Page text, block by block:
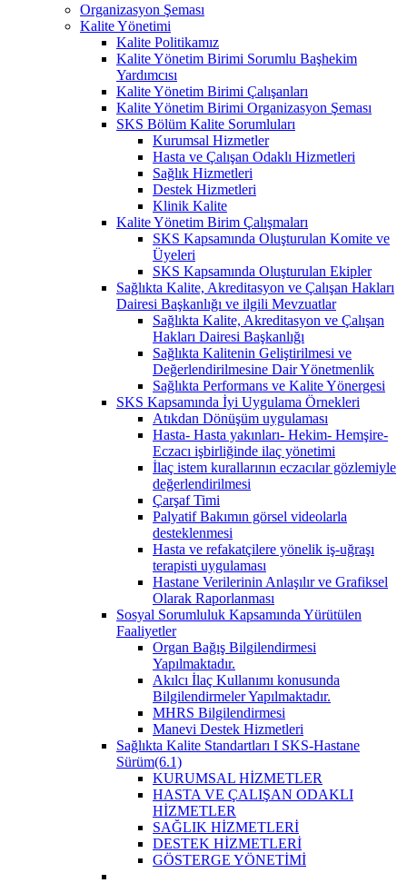
Organizasyon Şeması
Kalite Yönetimi
Kalite Politikamız
Kalite Yönetim Birimi Sorumlu Başhekim
Yardımcısı
Kalite Yönetim Birimi Çalışanları
Kalite Yönetim Birimi Organizasyon Şeması
SKS Bölüm Kalite Sorumluları
Kurumsal Hizmetler
Hasta ve Çalışan Odaklı Hizmetleri
Sağlık Hizmetleri
Destek Hizmetleri
Klinik Kalite
Kalite Yönetim Birim Çalışmaları
SKS Kapsamında Oluşturulan Komite ve
Üyeleri
SKS Kapsamında Oluşturulan Ekipler
Sağlıkta Kalite, Akreditasyon ve Çalışan Hakları
Dairesi Başkanlığı ve ilgili Mevzuatlar
Sağlıkta Kalite, Akreditasyon ve Çalışan
Hakları Dairesi Başkanlığı
Sağlıkta Kalitenin Geliştirilmesi ve
Değerlendirilmesine Dair Yönetmenlik
Sağlıkta Performans ve Kalite Yönergesi
SKS Kapsamında İyi Uygulama Örnekleri
Atıkdan Dönüşüm uygulaması
Hasta- Hasta yakınları- Hekim- Hemşire-
Eczacı işbirliğinde ilaç yönetimi
İlaç istem kurallarının eczacılar gözlemiyle
değerlendirilmesi
Çarşaf Timi
Palyatif Bakımın görsel videolarla
desteklenmesi
Hasta ve refakatçilere yönelik iş-uğraşı
terapisti uygulaması
Hastane Verilerinin Anlaşılır ve Grafiksel
Olarak Raporlanması
Sosyal Sorumluluk Kapsamında Yürütülen
Faaliyetler
Organ Bağış Bilgilendirmesi
Yapılmaktadır.
Akılcı İlaç Kullanımı konusunda
Bilgilendirmeler Yapılmaktadır.
MHRS Bilgilendirmesi
Manevi Destek Hizmetleri
Sağlıkta Kalite Standartları I SKS-Hastane
Sürüm(6.1)
KURUMSAL HİZMETLER
HASTA VE ÇALIŞAN ODAKLI
HİZMETLER
SAĞLIK HİZMETLERİ
DESTEK HİZMETLERİ
GÖSTERGE YÖNETİMİ